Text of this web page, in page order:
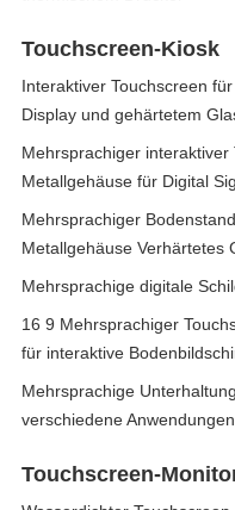
Touchscreen-Kiosk
Interaktiver Touchscreen
Display und gehärtetem
Mehrsprachiger interaktiver
Metallgehäuse für Digital
Mehrsprachiger
Metallgehäuse Verhärtetes
Mehrsprachige digitale
16 9 Mehrsprachiger
für interaktive
Mehrsprachige
verschiedene Anwendungen
Touchscreen-